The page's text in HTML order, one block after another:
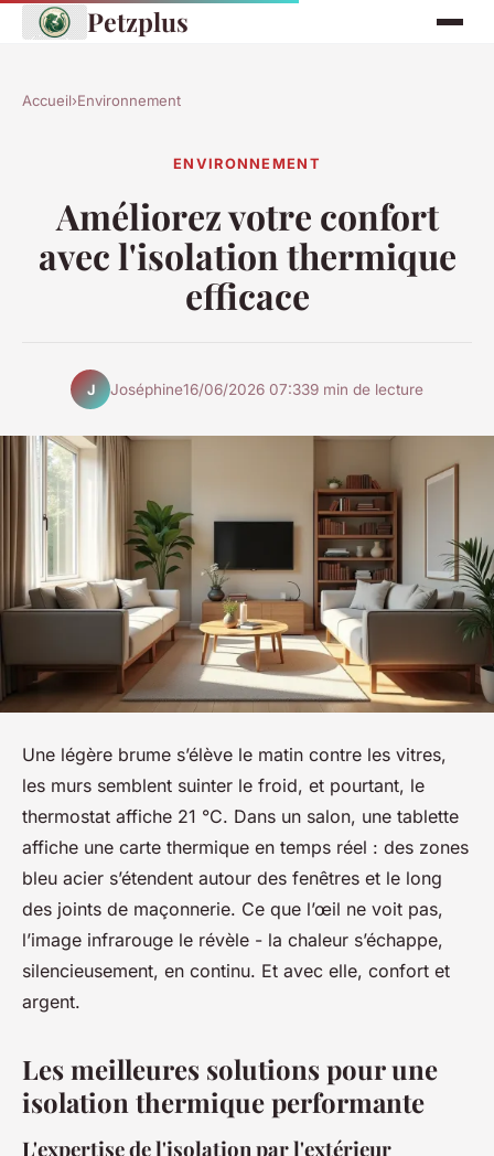
Petzplus
Accueil›Environnement
ENVIRONNEMENT
Améliorez votre confort
avec l'isolation thermique
efficace
J Joséphine16/06/2026 07:339 min de lecture
Une légère brume s’élève le matin contre les vitres,
les murs semblent suinter le froid, et pourtant, le
thermostat affiche 21 °C. Dans un salon, une tablette
affiche une carte thermique en temps réel : des zones
bleu acier s’étendent autour des fenêtres et le long
des joints de maçonnerie. Ce que l’œil ne voit pas,
l’image infrarouge le révèle - la chaleur s’échappe,
silencieusement, en continu. Et avec elle, confort et
argent.
Les meilleures solutions pour une
isolation thermique performante
L'expertise de l'isolation par l'extérieur